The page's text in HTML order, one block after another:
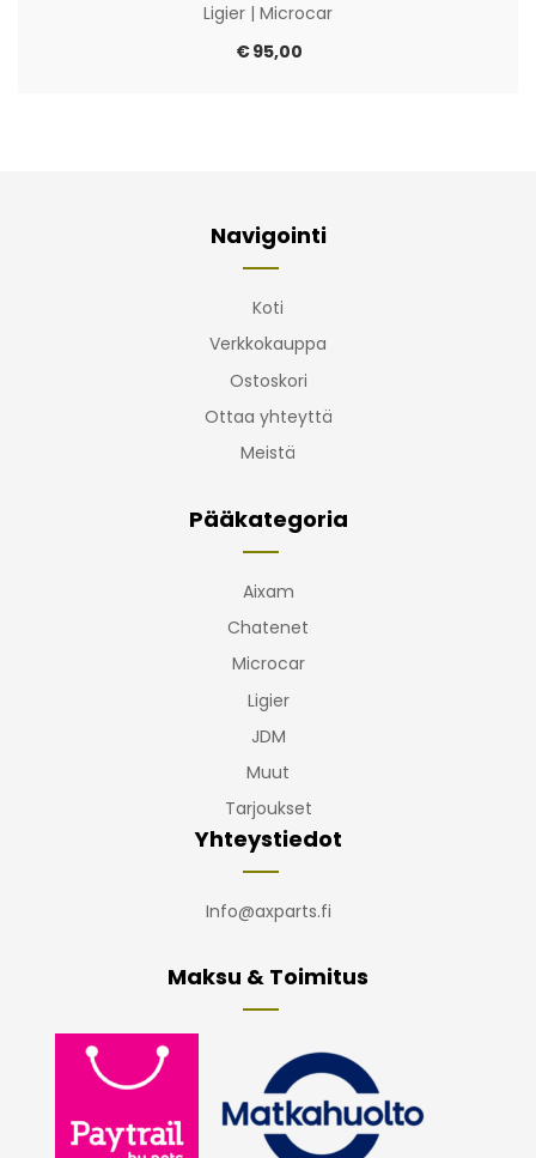
Ligier | Microcar
€95,00
Navigointi
Koti
Verkkokauppa
Ostoskori
Ottaa yhteyttä
Meistä
Pääkategoria
Aixam
Chatenet
Microcar
Ligier
JDM
Muut
Tarjoukset
Yhteystiedot
Info@axparts.fi
Maksu & Toimitus